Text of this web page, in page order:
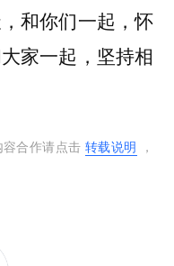
和你们一起，怀
家一起，坚持相
容合作请点击 转载说明 ，